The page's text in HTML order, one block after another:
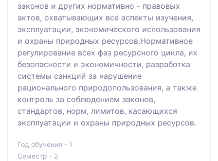
законов и других нормативно - правовых
актов, охватывающих все аспекты изучения,
эксплуатации, экономического использования
и охраны природных ресурсов.Нормативное
регулирование всех фаз ресурсного цикла, их
безопасности и экономичности, разработка
системы санкций за нарушение
рационального природопользования, а также
контроль за соблюдением законов,
стандартов, норм, лимитов, касающихся
эксплуатации и охраны природных ресурсов.
Год обучения - 1
Семестр - 2